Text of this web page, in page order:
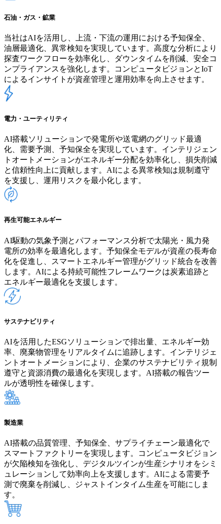
石油・ガス・鉱業
当社はAIを活用し、上流・下流の運用における予知保全、
油層最適化、異常検知を実現しています。高度な分析により
探査ワークフローを効率化し、ダウンタイムを削減、安全コ
ンプライアンスを強化します。コンピュータビジョンとIoT
によるインサイトが資産管理と運用効率を向上させます。
電力・ユーティリティ
AI搭載ソリューションで発電所や送電網のグリッド最適
化、需要予測、予知保全を実現しています。インテリジェン
トオートメーションがエネルギー分配を効率化し、損失削減
と信頼性向上に貢献します。AIによる異常検知は規制遵守
を支援し、運用リスクを最小化します。
再生可能エネルギー
AI駆動の気象予測とパフォーマンス分析で太陽光・風力発
電所の効率を最適化します。予知保全モデルが資産の長寿命
化を促進し、スマートエネルギー管理がグリッド統合を改善
します。AIによる持続可能性フレームワークは炭素追跡と
エネルギー最適化を支援します。
サステナビリティ
AIを活用したESGソリューションで排出量、エネルギー効
率、廃棄物管理をリアルタイムに追跡します。インテリジェ
ントオートメーションにより、企業のサステナビリティ規制
遵守と資源消費の最適化を実現します。AI搭載の報告ツー
ルが透明性を確保します。
製造業
AI搭載の品質管理、予知保全、サプライチェーン最適化で
スマートファクトリーを実現します。コンピュータビジョン
が欠陥検知を強化し、デジタルツインが生産シナリオをシミ
ュレーションして効率向上を支援します。AIによる需要予
測で廃棄を削減し、ジャストインタイム生産を可能にしま
す。